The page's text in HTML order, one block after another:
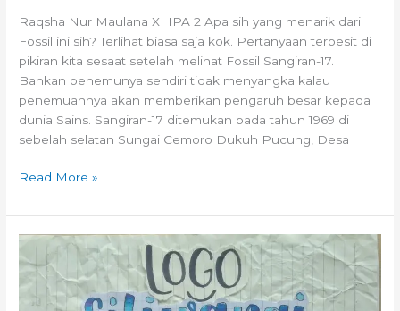
Raqsha Nur Maulana XI IPA 2 Apa sih yang menarik dari
Fossil ini sih? Terlihat biasa saja kok. Pertanyaan terbesit di
pikiran kita sesaat setelah melihat Fossil Sangiran-17.
Bahkan penemunya sendiri tidak menyangka kalau
penemuannya akan memberikan pengaruh besar kepada
dunia Sains. Sangiran-17 ditemukan pada tahun 1969 di
sebelah selatan Sungai Cemoro Dukuh Pucung, Desa
Read More »
FunFact:
Logo
Siliwangi